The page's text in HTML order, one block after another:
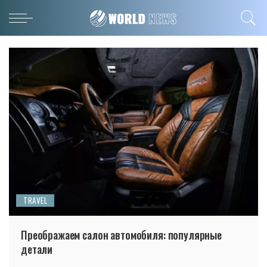
TRAVEL
Преображаем салон автомобиля: популярные
детали